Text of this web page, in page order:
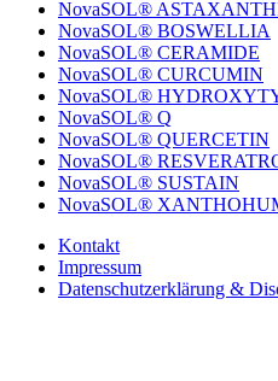
NovaSOL®
NovaSOL® BOSWELLIA
NovaSOL® CERAMIDE
NovaSOL® CURCUMIN
NovaSOL®
NovaSOL® Q
NovaSOL® QUERCETIN
NovaSOL®
NovaSOL® SUSTAIN
NovaSOL®
Kontakt
Impressum
Datenschutzerklärung &